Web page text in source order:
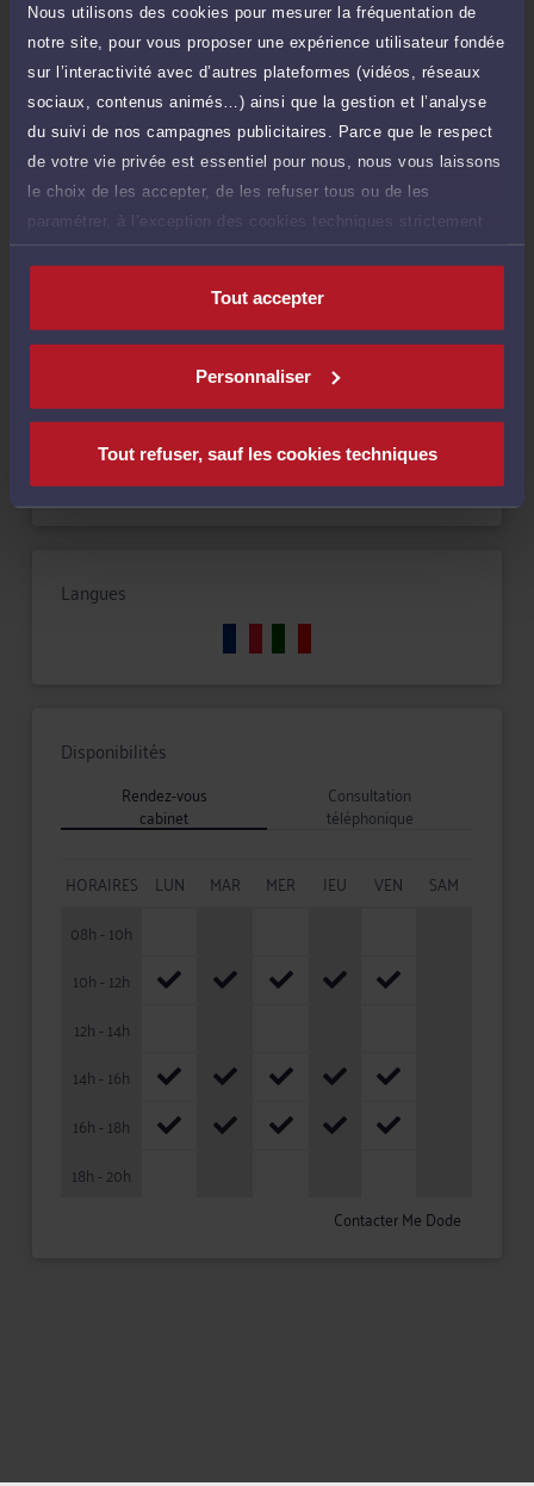
Nous utilisons des cookies pour mesurer la fréquentation de
notre site, pour vous proposer une expérience utilisateur fondée
sur l’interactivité avec d’autres plateformes (vidéos, réseaux
sociaux, contenus animés…) ainsi que la gestion et l’analyse
du suivi de nos campagnes publicitaires. Parce que le respect
de votre vie privée est essentiel pour nous, nous vous laissons
le choix de les accepter, de les refuser tous ou de les
paramétrer, à l’exception des cookies techniques strictement
nécessaires au fonctionnement du site.
Tout accepter
Personnaliser
Tout refuser, sauf les cookies techniques
Consultation écrite
Etude de votre dossier + possibilité
d'ajout d'une pièce jointe
600 €
TTC
Consulter par écrit
Compétences
Droit commercial, des affaires et de la concurrence
Droit des sociétés
Langues
Disponibilités
Rendez-vous
cabinet
Consultation
téléphonique
HORAIRES LUN MAR MER JEU VEN
SAM
08h - 10h
10h - 12h
12h - 14h
14h - 16h
16h - 18h
18h - 20h
Contacter Me Dode